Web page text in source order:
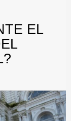
EL